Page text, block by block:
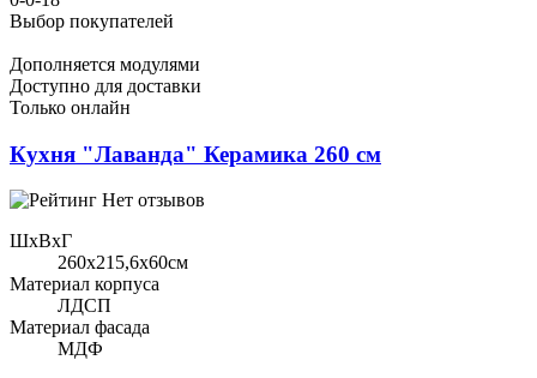
Выбор покупателей
Дополняется модулями
Доступно для доставки
Только онлайн
Кухня "Лаванда" Керамика 260 см
Нет отзывов
ШхВхГ
260x215,6х60см
Материал корпуса
ЛДСП
Материал фасада
МДФ